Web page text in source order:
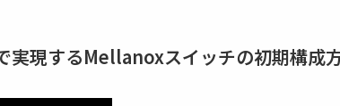
現するMellanoxスイッチの初期構成